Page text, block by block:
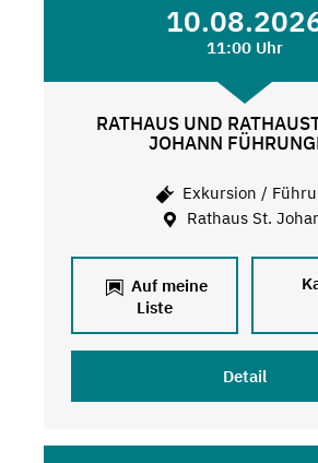
11:00 Uhr
RATHAUS UND
JOHANN
Exkursion /
Rathaus St.
Auf meine
Liste
Detail